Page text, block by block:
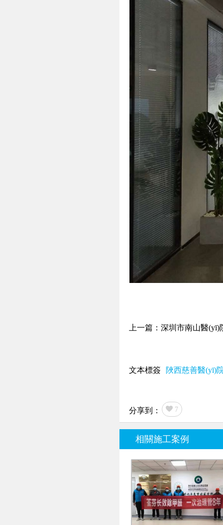
上一篇：深圳市南山醫
文本標簽 陜西慈善醫(yī)
分享到： 7
相關施工案例